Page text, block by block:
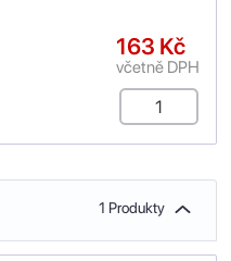
163 Kč
včetně DPH
1 Produkty